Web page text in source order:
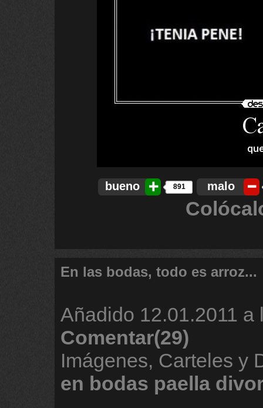
bueno 891 malo
En las bodas, todo es arroz...
Añadido 12.01.2011 a
Comentar(29)
Imágenes, Carteles y
en bodas paella